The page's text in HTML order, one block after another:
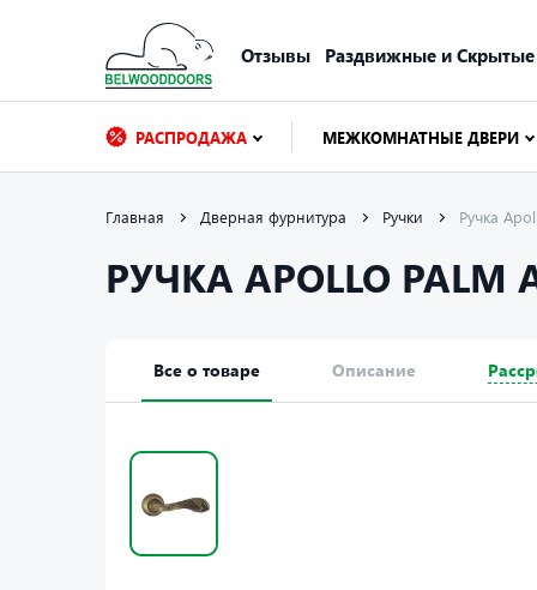
Отзывы Раздвижные и Скрытые
РАСПРОДАЖА МЕЖКОМНАТНЫЕ ДВЕРИ
Главная Дверная фурнитура Ручки Ручка
РУЧКА APOLLO PALM
Все о товаре Описание